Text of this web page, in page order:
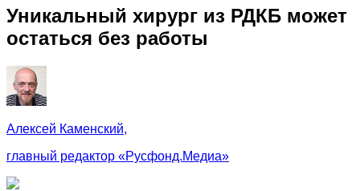
Уникальный хирург из РДКБ может
остаться без работы
Алексей Каменский,
главный редактор «Русфонд.Медиа»